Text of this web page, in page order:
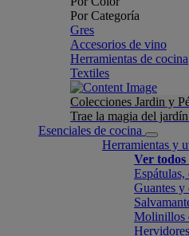
Por Categoría
Gres
Accesorios de vino
Herramientas de cocina
Textiles
Colecciones Jardin y
Trae la magia del
Esenciales de cocina
Herramientas y
Ver todos
Guantes y
Molinillos
Hervidores